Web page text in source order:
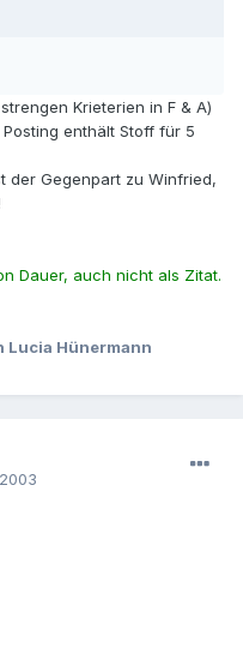
Krieterien in F & A)
enthält Stoff für 5
der Gegenpart zu Winfried,
Dauer, auch nicht als Zitat.
Lucia Hünermann